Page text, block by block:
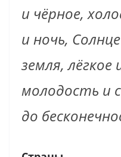
и чёрное,
и ночь,
земля, лё
молодость и
до